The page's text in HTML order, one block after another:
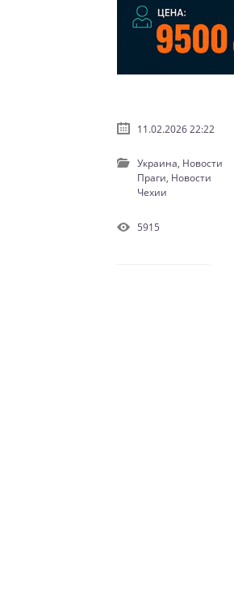
11.02.2026 22:22
Украина, Новости
Праги, Новости
Чехии
5915